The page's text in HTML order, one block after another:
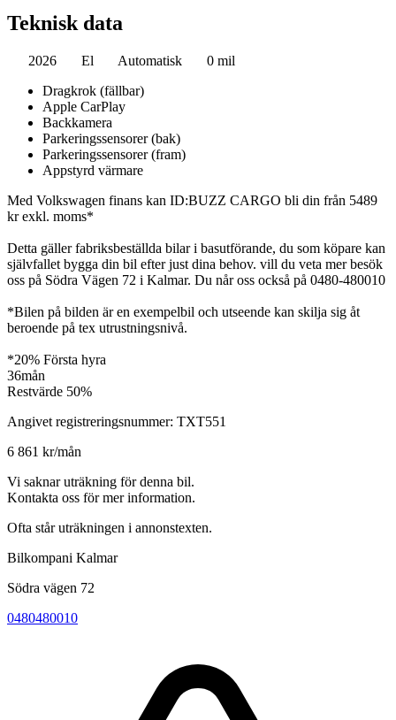
Teknisk data
2026 El Automatisk
0 mil
Dragkrok (fällbar)
Apple CarPlay
Backkamera
Parkeringssensorer (bak)
Parkeringssensorer (fram)
Appstyrd värmare
Med Volkswagen finans kan ID:BUZZ CARGO bli din från 5489
kr exkl. moms*
Detta gäller fabriksbeställda bilar i basutförande, du som köpare kan
självfallet bygga din bil efter just dina behov. vill du veta mer besök
oss på Södra Vägen 72 i Kalmar. Du når oss också på 0480-480010
*Bilen på bilden är en exempelbil och utseende kan skilja sig åt
beroende på tex utrustningsnivå.
*20% Första hyra
36mån
Restvärde 50%
Angivet registreringsnummer: TXT551
6 861 kr/mån
Vi saknar uträkning för denna bil.
Kontakta oss för mer information.
Ofta står uträkningen i annonstexten.
Bilkompani Kalmar
Södra vägen 72
0480480010